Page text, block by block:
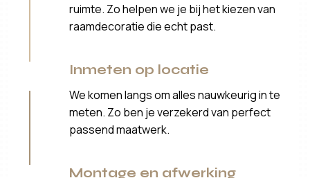
ruimte. Zo helpen we je bij het kiezen van
raamdecoratie die echt past.
Inmeten op locatie
We komen langs om alles nauwkeurig in te
meten. Zo ben je verzekerd van perfect
passend maatwerk.
Montage en afwerking